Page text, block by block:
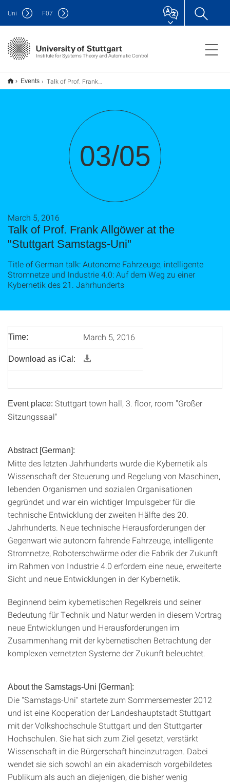
Institute for Systems Theory and Automatic Control
Uni F07
Events Talk of Prof. Frank Allgöwer at the "Stuttgart Samstags-Uni"
03/05
Talk of Prof. Frank Allgöwer at the
"Stuttgart Samstags-Uni"
March 5, 2016
Title of German talk: Autonome Fahrzeuge, intelligente
Stromnetze und Industrie 4.0: Auf dem Weg zu einer
Kybernetik des 21. Jahrhunderts
Time: March 5, 2016
Download as iCal:
Event place: Stuttgart town hall, 3. floor, room "Großer
Sitzungssaal"
Abstract [German]:
Mitte des letzten Jahrhunderts wurde die Kybernetik als
Wissenschaft der Steuerung und Regelung von Maschinen,
lebenden Organismen und sozialen Organisationen
gegründet und war ein wichtiger Impulsgeber für die
technische Entwicklung der zweiten Hälfte des 20.
Jahrhunderts. Neue technische Herausforderungen der
Gegenwart wie autonom fahrende Fahrzeuge, intelligente
Stromnetze, Roboterschwärme oder die Fabrik der Zukunft
im Rahmen von Industrie 4.0 erfordern eine neue, erweiterte
Sicht und neue Entwicklungen in der Kybernetik.
Beginnend beim kybernetischen Regelkreis und seiner
Bedeutung für Technik und Natur werden in diesem Vortrag
neue Entwicklungen und Herausforderungen im
Zusammenhang mit der kybernetischen Betrachtung der
komplexen vernetzten Systeme der Zukunft beleuchtet.
About the Samstags-Uni [German]:
Die "Samstags-Uni" startete zum Sommersemester 2012
und ist eine Kooperation der Landeshauptstadt Stuttgart
mit der Volkshochschule Stuttgart und den Stuttgarter
Hochschulen. Sie hat sich zum Ziel gesetzt, verstärkt
Wissenschaft in die Bürgerschaft hineinzutragen. Dabei
wendet sie sich sowohl an ein akademisch vorgebildetes
Publikum als auch an diejenigen, die bisher wenig